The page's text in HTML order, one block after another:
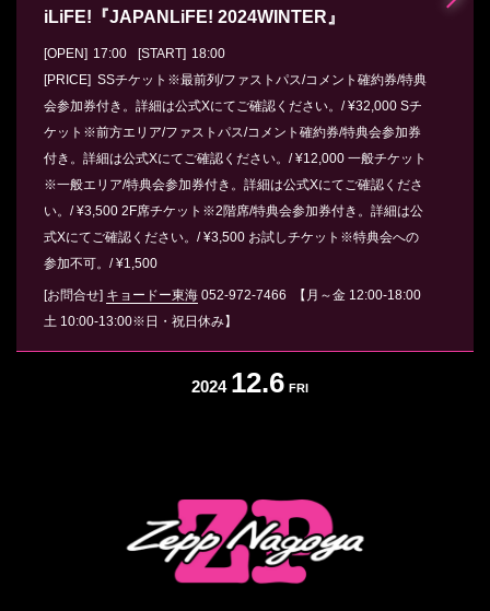
iLiFE!『JAPANLiFE! 2024WINTER』
[OPEN] 17:00 [START] 18:00
[PRICE] SSチケット※最前列/ファストパス/コメント確約券/特典
会参加券付き。詳細は公式Xにてご確認ください。/ ¥32,000 Sチ
ケット※前方エリア/ファストパス/コメント確約券/特典会参加券
付き。詳細は公式Xにてご確認ください。/ ¥12,000 一般チケット
※一般エリア/特典会参加券付き。詳細は公式Xにてご確認くださ
い。/ ¥3,500 2F席チケット※2階席/特典会参加券付き。詳細は公
式Xにてご確認ください。/ ¥3,500 お試しチケット※特典会への
参加不可。/ ¥1,500
[お問合せ] キョードー東海 052-972-7466
【月～金 12:00-18:00
土 10:00-13:00※日・祝日休み】
2024 12.6 FRI